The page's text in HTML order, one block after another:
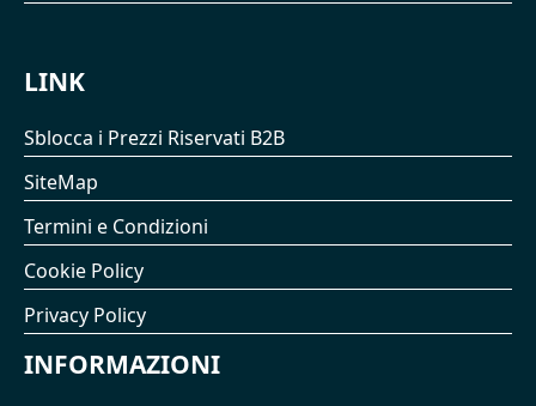
LINK
Sblocca i Prezzi Riservati B2B
SiteMap
Termini e Condizioni
Cookie Policy
Privacy Policy
INFORMAZIONI